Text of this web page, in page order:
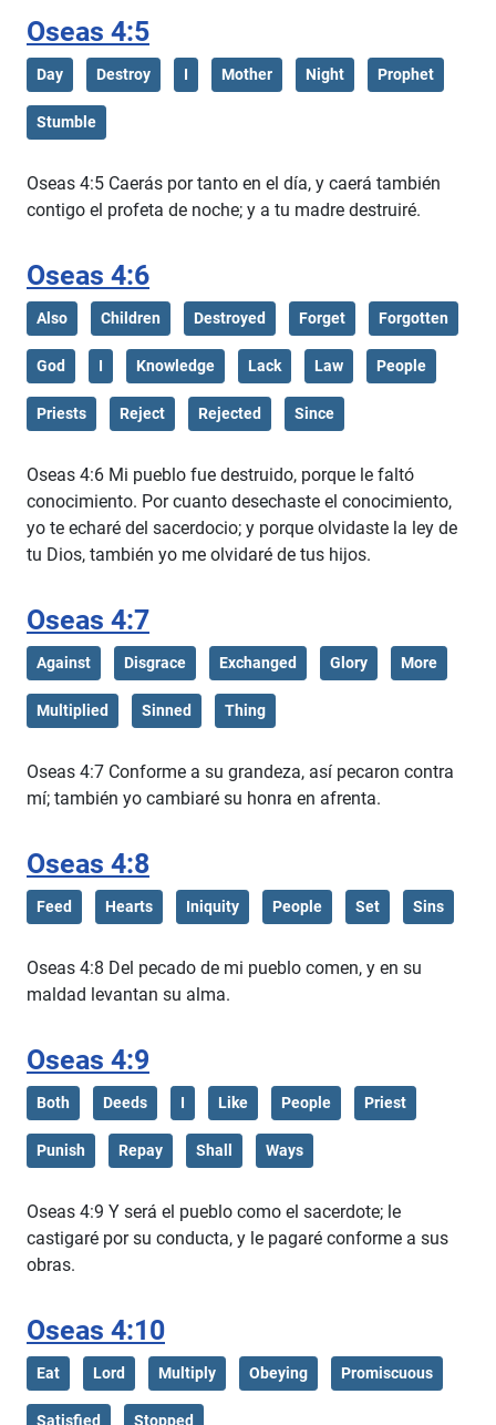
Oseas 4:5
Day Destroy I Mother Night Prophet
Stumble
Oseas 4:5 Caerás por tanto en el día, y caerá también
contigo el profeta de noche; y a tu madre destruiré.
Oseas 4:6
Also Children Destroyed Forget Forgotten
God I Knowledge Lack Law People
Priests Reject Rejected Since
Oseas 4:6 Mi pueblo fue destruido, porque le faltó
conocimiento. Por cuanto desechaste el conocimiento,
yo te echaré del sacerdocio; y porque olvidaste la ley de
tu Dios, también yo me olvidaré de tus hijos.
Oseas 4:7
Against Disgrace Exchanged Glory More
Multiplied Sinned Thing
Oseas 4:7 Conforme a su grandeza, así pecaron contra
mí; también yo cambiaré su honra en afrenta.
Oseas 4:8
Feed Hearts Iniquity People Set Sins
Oseas 4:8 Del pecado de mi pueblo comen, y en su
maldad levantan su alma.
Oseas 4:9
Both Deeds I Like People Priest
Punish Repay Shall Ways
Oseas 4:9 Y será el pueblo como el sacerdote; le
castigaré por su conducta, y le pagaré conforme a sus
obras.
Oseas 4:10
Eat Lord Multiply Obeying Promiscuous
Satisfied Stopped